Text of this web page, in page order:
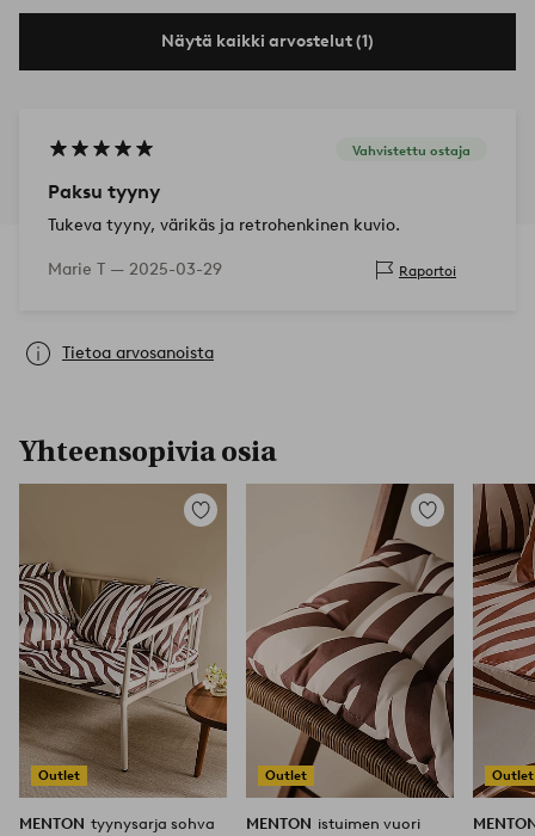
Näytä kaikki arvostelut (1)
Vahvistettu ostaja
Paksu tyyny
Tukeva tyyny, värikäs ja retrohenkinen kuvio.
Marie T — 2025-03-29 Raportoi
Tietoa arvosanoista
Yhteensopivia osia
Outlet
Lisää
MENTON tyynysarja sohva
Outlet
Lisää
suosikkeihin
MENTON istuimen vuori
Outlet